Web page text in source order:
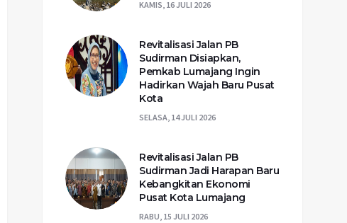
KAMIS, 16 JULI 2026
Revitalisasi Jalan PB
Sudirman Disiapkan,
Pemkab Lumajang Ingin
Hadirkan Wajah Baru Pusat
Kota
SELASA, 14 JULI 2026
Revitalisasi Jalan PB
Sudirman Jadi Harapan Baru
Kebangkitan Ekonomi
Pusat Kota Lumajang
RABU, 15 JULI 2026